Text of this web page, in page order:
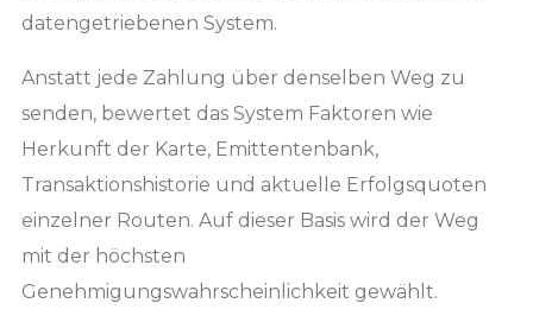
datengetriebenen System.
Anstatt jede Zahlung über denselben Weg zu
senden, bewertet das System Faktoren wie
Herkunft der Karte, Emittentenbank,
Transaktionshistorie und aktuelle Erfolgsquoten
einzelner Routen. Auf dieser Basis wird der Weg
mit der höchsten
Genehmigungswahrscheinlichkeit gewählt.